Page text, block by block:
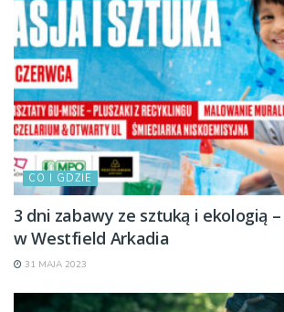
CO I GDZIE
3 dni zabawy ze sztuką i ekologią
w Westfield Arkadia
31 MAJA 2023